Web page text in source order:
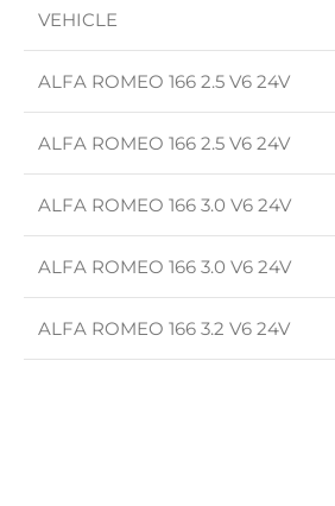
VEHICLE
ALFA ROMEO 166 2.5 V6 24V
ALFA ROMEO 166 2.5 V6 24V
ALFA ROMEO 166 3.0 V6 24V
ALFA ROMEO 166 3.0 V6 24V
ALFA ROMEO 166 3.2 V6 24V